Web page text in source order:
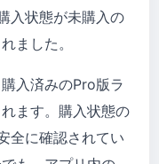
入状態が未購入の
ました。
入済みのPro版ラ
ます。購入状態の
全に確認されてい